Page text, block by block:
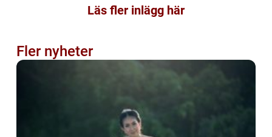
Läs fler inlägg här
Fler nyheter